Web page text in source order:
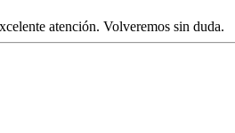
atención. Volveremos sin duda.